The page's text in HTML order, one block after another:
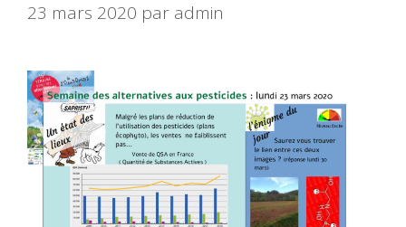
23 mars 2020 par admin